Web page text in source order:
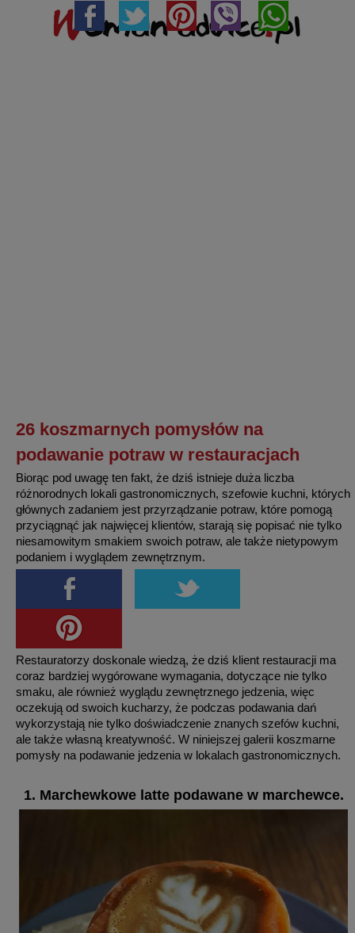
26 koszmarnych pomysłów na
podawanie potraw w restauracjach
Biorąc pod uwagę ten fakt, że dziś istnieje duża liczba
różnorodnych lokali gastronomicznych, szefowie kuchni, których
głównych zadaniem jest przyrządzanie potraw, które pomogą
przyciągnąć jak najwięcej klientów, starają się popisać nie tylko
niesamowitym smakiem swoich potraw, ale także nietypowym
podaniem i wyglądem zewnętrznym.
Restauratorzy doskonale wiedzą, że dziś klient restauracji ma
coraz bardziej wygórowane wymagania, dotyczące nie tylko
smaku, ale również wyglądu zewnętrznego jedzenia, więc
oczekują od swoich kucharzy, że podczas podawania dań
wykorzystają nie tylko doświadczenie znanych szefów kuchni,
ale także własną kreatywność. W niniejszej galerii koszmarne
pomysły na podawanie jedzenia w lokalach gastronomicznych.
1. Marchewkowe latte podawane w marchewce.